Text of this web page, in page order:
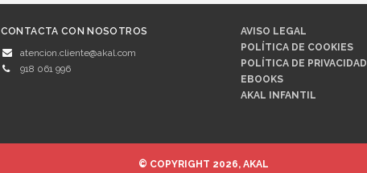
CONTACTA CON NOSOTROS
atencion.cliente@akal.com
918 061 996
AVISO LEGAL
POLÍTICA DE COOKIES
POLÍTICA DE PRIVACIDAD
EBOOKS
AKAL INFANTIL
© COPYRIGHT 2026, AKAL